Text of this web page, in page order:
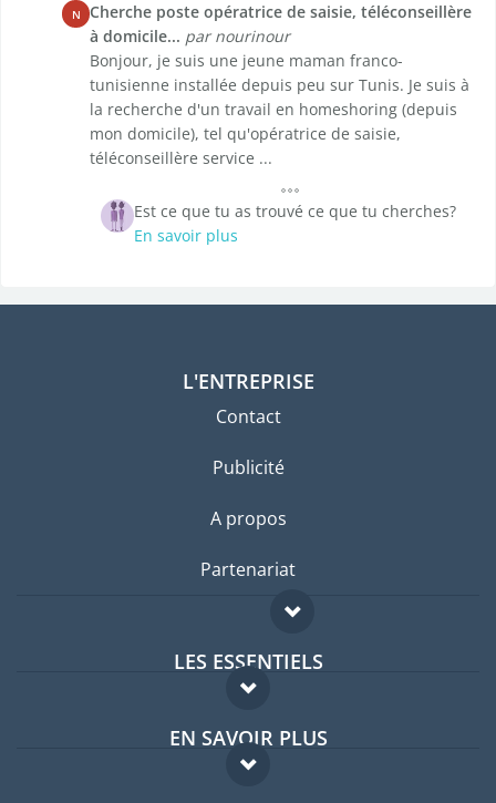
N
Cherche poste opératrice de saisie, téléconseillère
à domicile... par nourinour
Bonjour, je suis une jeune maman franco-
tunisienne installée depuis peu sur Tunis. Je suis à
la recherche d'un travail en homeshoring (depuis
mon domicile), tel qu'opératrice de saisie,
téléconseillère service ...
Est ce que tu as trouvé ce que tu cherches?
En savoir plus
L'ENTREPRISE
Contact
Publicité
A propos
Partenariat
LES ESSENTIELS
Forum expatriés
Guides pays
EN SAVOIR PLUS
FAQ